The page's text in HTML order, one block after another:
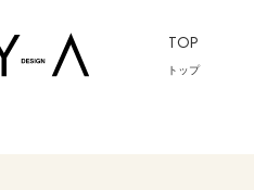
TOP
トップ